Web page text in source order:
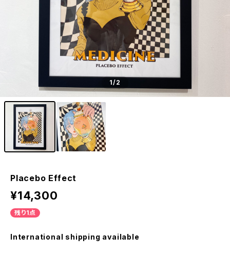
1/2
Placebo Effect
¥14,300
残り1点
International shipping available